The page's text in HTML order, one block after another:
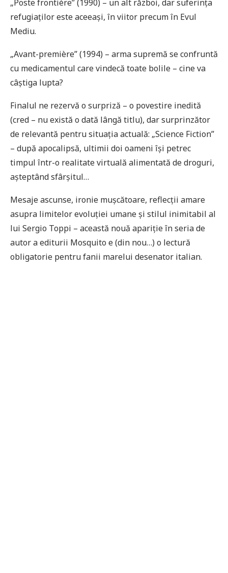
„Poste frontière” (1990) – un alt război, dar suferința
refugiaților este aceeași, în viitor precum în Evul
Mediu.
„Avant-première” (1994) – arma supremă se confruntă
cu medicamentul care vindecă toate bolile – cine va
câștiga lupta?
Finalul ne rezervă o surpriză – o povestire inedită
(cred – nu există o dată lângă titlu), dar surprinzător
de relevantă pentru situația actuală: „Science Fiction”
– după apocalipsă, ultimii doi oameni își petrec
timpul într-o realitate virtuală alimentată de droguri,
așteptând sfârșitul…
Mesaje ascunse, ironie mușcătoare, reflecții amare
asupra limitelor evoluției umane și stilul inimitabil al
lui Sergio Toppi – această nouă apariție în seria de
autor a editurii Mosquito e (din nou…) o lectură
obligatorie pentru fanii marelui desenator italian.